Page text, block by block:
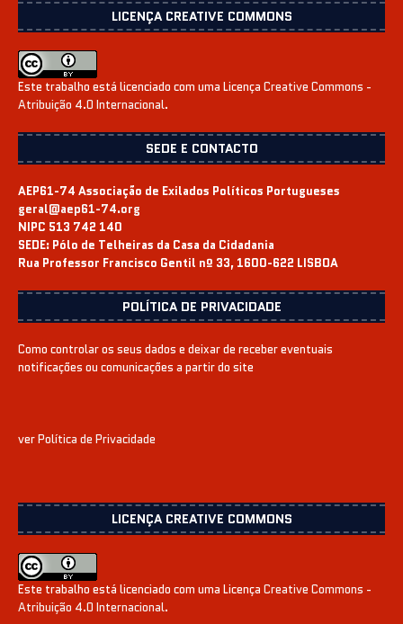
LICENÇA CREATIVE COMMONS
Este trabalho está licenciado com uma Licença Creative Commons -
Atribuição 4.0 Internacional.
SEDE E CONTACTO
AEP61-74 Associação de Exilados Políticos Portugueses
geral@aep61-74.org
NIPC 513 742 140
SEDE: Pólo de Telheiras da Casa da Cidadania
Rua Professor Francisco Gentil nº 33, 1600-622 LISBOA
POLÍTICA DE PRIVACIDADE
Como controlar os seus dados e deixar de receber eventuais
notificações ou comunicações a partir do site
verPolítica de Privacidade
LICENÇA CREATIVE COMMONS
Este trabalho está licenciado com uma Licença Creative Commons -
Atribuição 4.0 Internacional.